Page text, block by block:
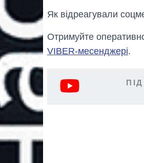
Як відреагували
Отримуйте
VIBER-месенджері.